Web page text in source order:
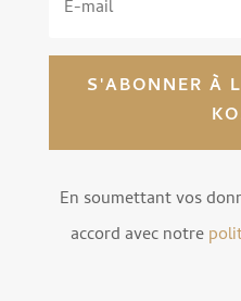
S'ABONNER À
En soumettant vos
accord avec notre